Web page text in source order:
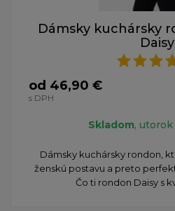
Dámsky kuchársky
Daisy
od 46,90 €
s DPH
Skladom, utorok
Dámsky kuchársky rondon,
ženskú postavu a preto
Čo ti rondon Daisy s